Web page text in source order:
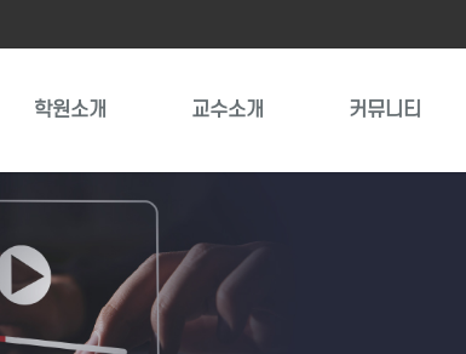
학원소개 교수소개 커뮤니티